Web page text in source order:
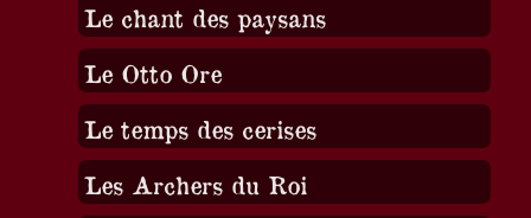
Le chant des paysans
Le Otto Ore
Le temps des cerises
Les Archers du Roi